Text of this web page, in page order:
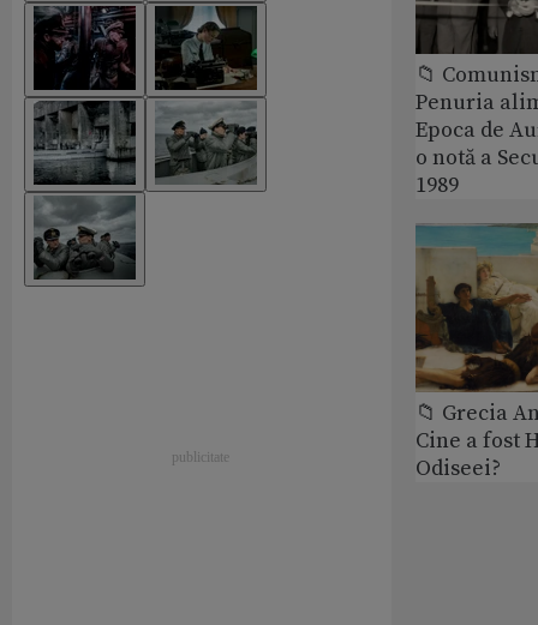
📁
Penuria
Epoca de
o notă a
1989
📁 Grecia
Cine a fost
Odiseei?